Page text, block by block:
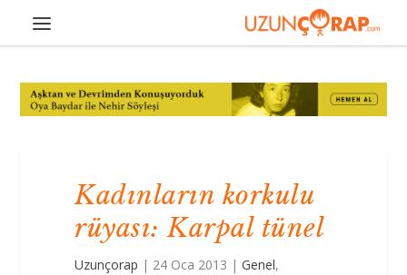
Kadınların korkulu
rüyası: Karpal tünel
Uzunçorap | 24 Oca 2013 |Genel,